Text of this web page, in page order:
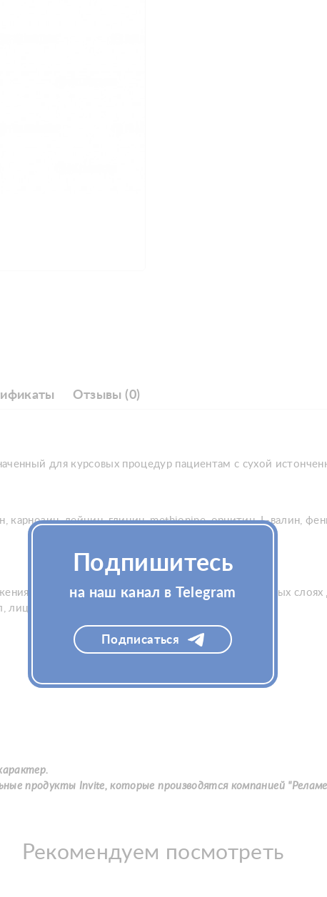
Отзывы (0)
для курсовых процедур пациентам с сухой
лейцин, глицин, methionine, орнитин, L-валин,
Препарат эффективно работает в поверхностных
лицо-шея-декольте – 3 мл
продукты Invite, которые производятся компанией
Рекомендуем посмотреть
Подпишитесь
на наш канал в Telegram
Подписаться